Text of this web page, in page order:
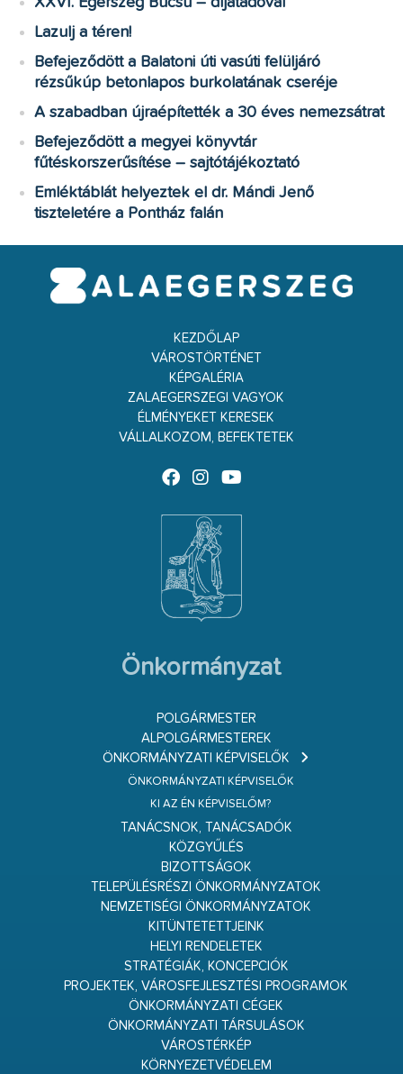
Lazulj a téren!
Befejeződött a Balatoni úti vasúti felüljáró
rézsűkúp betonlapos burkolatának cseréje
A szabadban újraépítették a 30 éves nemezsátrat
Befejeződött a megyei könyvtár
fűtéskorszerűsítése – sajtótájékoztató
Emléktáblát helyeztek el dr. Mándi Jenő
tiszteletére a Pontház falán
KEZDŐLAP
VÁROSTÖRTÉNET
KÉPGALÉRIA
ZALAEGERSZEGI VAGYOK
ÉLMÉNYEKET KERESEK
VÁLLALKOZOM, BEFEKTETEK
Önkormányzat
POLGÁRMESTER
ALPOLGÁRMESTEREK
ÖNKORMÁNYZATI KÉPVISELŐK
ÖNKORMÁNYZATI KÉPVISELŐK
KI AZ ÉN KÉPVISELŐM?
TANÁCSNOK, TANÁCSADÓK
KÖZGYŰLÉS
BIZOTTSÁGOK
TELEPÜLÉSRÉSZI ÖNKORMÁNYZATOK
NEMZETISÉGI ÖNKORMÁNYZATOK
KITÜNTETETTJEINK
HELYI RENDELETEK
STRATÉGIÁK, KONCEPCIÓK
PROJEKTEK, VÁROSFEJLESZTÉSI PROGRAMOK
ÖNKORMÁNYZATI CÉGEK
ÖNKORMÁNYZATI TÁRSULÁSOK
VÁROSTÉRKÉP
KÖRNYEZETVÉDELEM